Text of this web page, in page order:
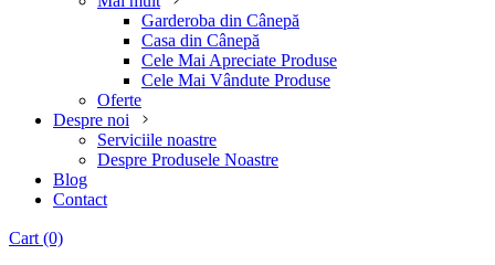
Garderoba din Cânepă
Casa din Cânepă
Cele Mai Apreciate Produse
Cele Mai Vândute Produse
Oferte
Despre noi
Serviciile noastre
Despre Produsele Noastre
Blog
Contact
Cart (0)